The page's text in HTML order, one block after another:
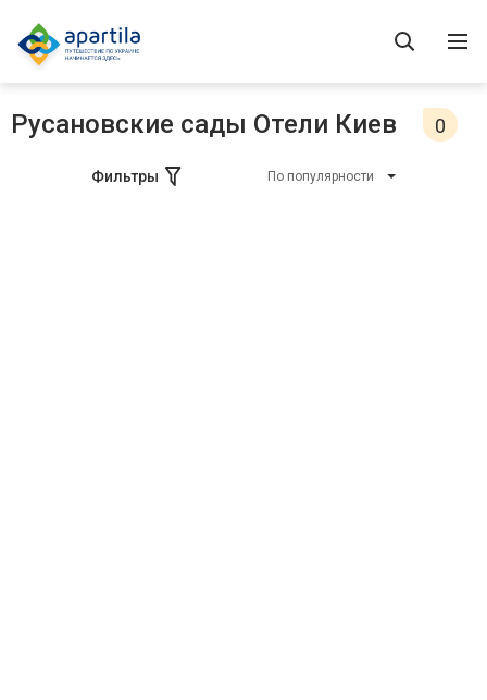
Русановские сады Отели Киев 0
Фильтры По популярности